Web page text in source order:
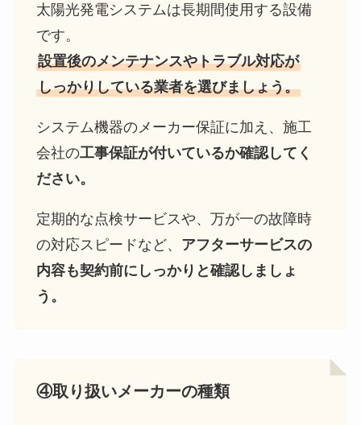
太陽光発電システムは長期間使用する設備
です。
設置後のメンテナンスやトラブル対応が
しっかりしている業者を選びましょう。
システム機器のメーカー保証に加え、施工
会社の工事保証が付いているか確認してく
ださい。
定期的な点検サービスや、万が一の故障時
の対応スピードなど、 アフターサービスの
内容も契約前にしっかりと確認しましょ
う。
④取り扱いメーカーの種類